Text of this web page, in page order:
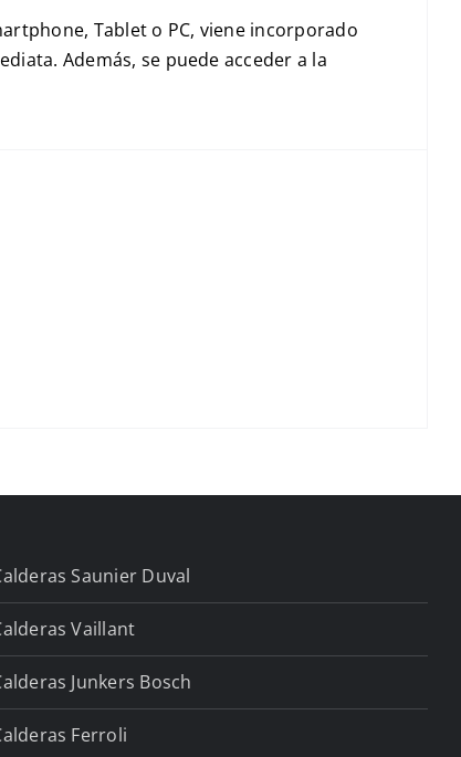
Tablet o PC, viene incorporado
Además, se puede acceder a la
Saunier Duval
Vaillant
Junkers Bosch
Ferroli